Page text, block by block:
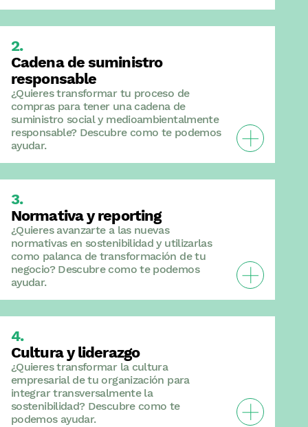
Cadena de suministro
responsable
¿Quieres transformar tu proceso de
compras para tener una cadena de
suministro social y medioambientalmente
responsable? Descubre como te podemos
ayudar.
Veure
Normativa y reporting
¿Quieres avanzarte a las nuevas
normativas en sostenibilidad y utilizarlas
como palanca de transformación de tu
negocio? Descubre como te podemos
ayudar.
Veure
Cultura y liderazgo
¿Quieres transformar la cultura
empresarial de tu organización para
integrar transversalmente la
sostenibilidad? Descubre como te
podemos ayudar.
Veure